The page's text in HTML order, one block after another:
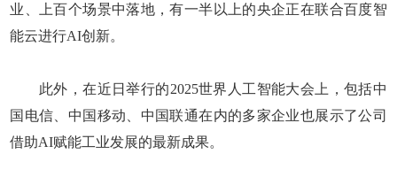
业、上百个场景中落地，有一半以上的央企正在联合百度智
能云进行AI创新。
此外，在近日举行的2025世界人工智能大会上，包括中
国电信、中国移动、中国联通在内的多家企业也展示了公司
借助AI赋能工业发展的最新成果。